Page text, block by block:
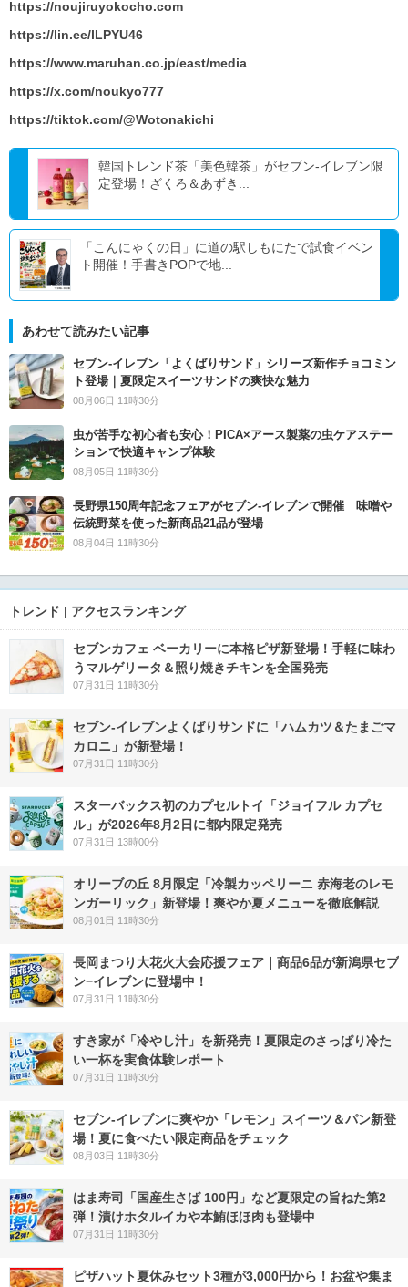
https://noujiruyokocho.com
https://lin.ee/lLPYU46
https://www.maruhan.co.jp/east/media
https://x.com/noukyo777
https://tiktok.com/@Wotonakichi
韓国トレンド茶「美色韓茶」がセブン-イレブン限
定登場！ざくろ＆あずき...
「こんにゃくの日」に道の駅しもにたで試食イベン
ト開催！手書きPOPで地...
あわせて読みたい記事
セブン‐イレブン「よくばりサンド」シリーズ新作チョコミン
ト登場｜夏限定スイーツサンドの爽快な魅力
08月06日 11時30分
虫が苦手な初心者も安心！PICA×アース製薬の虫ケアステー
ションで快適キャンプ体験
08月05日 11時30分
長野県150周年記念フェアがセブン-イレブンで開催 味噌や
伝統野菜を使った新商品21品が登場
08月04日 11時30分
トレンド | アクセスランキング
セブンカフェ ベーカリーに本格ピザ新登場！手軽に味わ
うマルゲリータ＆照り焼きチキンを全国発売
07月31日 11時30分
セブン‐イレブンよくばりサンドに「ハムカツ＆たまごマ
カロニ」が新登場！
07月31日 11時30分
スターバックス初のカプセルトイ「ジョイフル カプセ
ル」が2026年8月2日に都内限定発売
07月31日 13時00分
オリーブの丘 8月限定「冷製カッペリーニ 赤海老のレモ
ンガーリック」新登場！爽やか夏メニューを徹底解説
08月01日 11時30分
長岡まつり大花火大会応援フェア｜商品6品が新潟県セブ
ン−イレブンに登場中！
07月31日 11時30分
すき家が「冷やし汁」を新発売！夏限定のさっぱり冷た
い一杯を実食体験レポート
07月31日 11時30分
セブン‐イレブンに爽やか「レモン」スイーツ＆パン新登
場！夏に食べたい限定商品をチェック
08月03日 11時30分
はま寿司「国産生さば 100円」など夏限定の旨ねた第2
弾！漬けホタルイカや本鮪ほほ肉も登場中
07月31日 11時30分
ピザハット夏休みセット3種が3,000円から！お盆や集ま